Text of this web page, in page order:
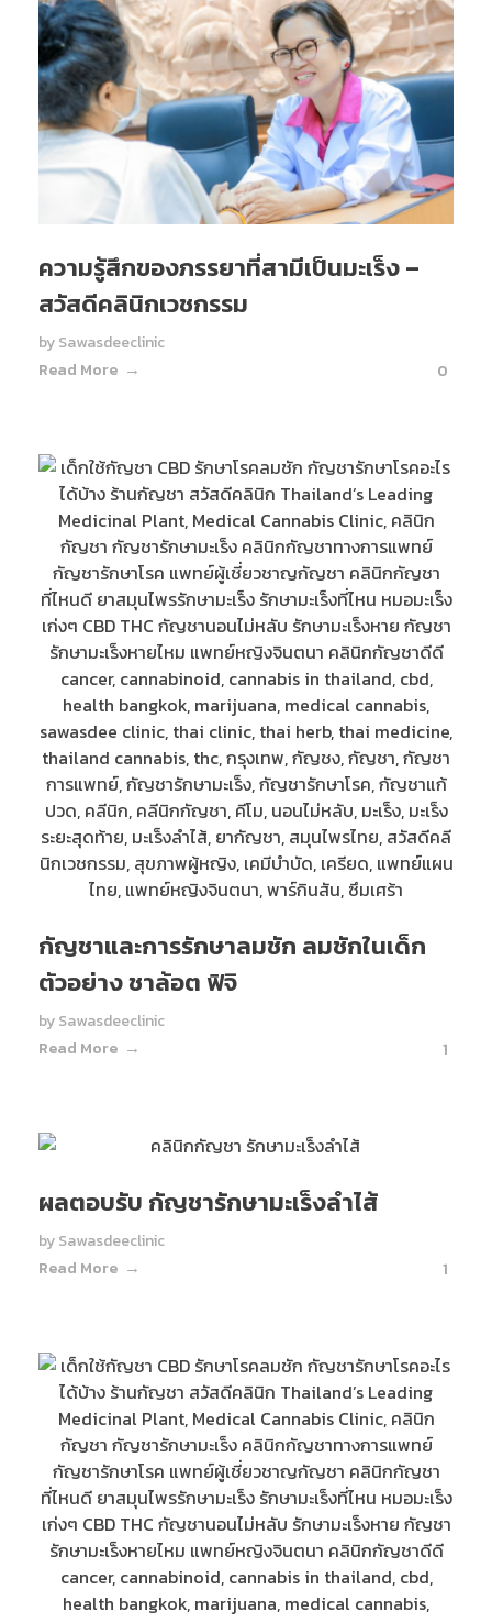
ความรู้สึกของภรรยาที่สามีเป็นมะเร็ง –
สวัสดีคลินิกเวชกรรม
bySawasdeeclinic
Read More
0
กัญชาและการรักษาลมชัก ลมชักในเด็ก
ตัวอย่าง ชาล้อต ฟิจิ
bySawasdeeclinic
Read More
1
ผลตอบรับ กัญชารักษามะเร็งลำไส้
bySawasdeeclinic
Read More
1